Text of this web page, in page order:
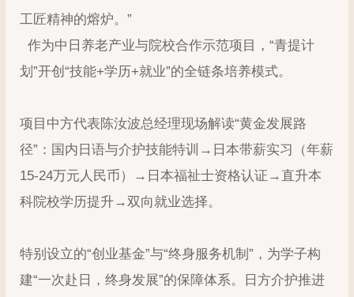
工匠精神的熔炉。”
作为中日养老产业与院校合作示范项目，“青提计
划”开创“技能+学历+就业”的全链条培养模式。
项目中方代表陈汝波总经理现场解读“黄金发展路
径”：国内日语与介护技能特训→日本带薪实习（年薪
15-24万元人民币）→日本福祉士资格认证→直升本
科院校学历提升→双向就业选择。
特别设立的“创业基金”与“终身服务机制”，为学子构
建“一次赴日，终身发展”的保障体系。日方介护推进